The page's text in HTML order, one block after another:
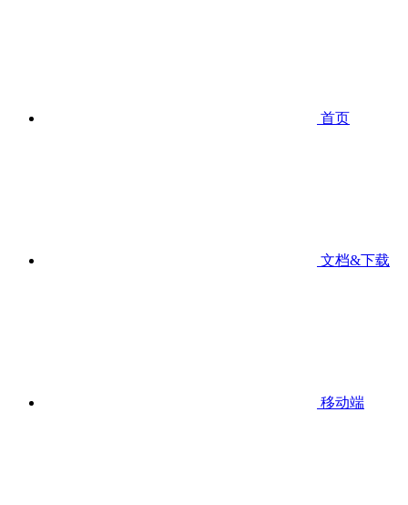
首页
文档&下载
移动端